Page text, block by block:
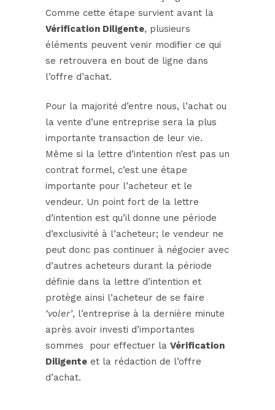
Comme cette étape survient avant la
Vérification Diligente, plusieurs
éléments peuvent venir modifier ce qui
se retrouvera en bout de ligne dans
l’offre d’achat.
Pour la majorité d’entre nous, l’achat ou
la vente d’une entreprise sera la plus
importante transaction de leur vie.
Même si la lettre d’intention n’est pas un
contrat formel, c’est une étape
importante pour l’acheteur et le
vendeur. Un point fort de la lettre
d’intention est qu’il donne une période
d’exclusivité à l’acheteur; le vendeur ne
peut donc pas continuer à négocier avec
d’autres acheteurs durant la période
définie dans la lettre d’intention et
protège ainsi l’acheteur de se faire
‘voler’, l’entreprise à la dernière minute
après avoir investi d’importantes
sommes pour effectuer la Vérification
Diligente et la rédaction de l’offre
d’achat.